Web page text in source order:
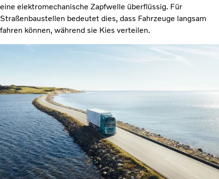
eine elektromechanische Zapfwelle überflüssig. Für
Straßenbaustellen bedeutet dies, dass Fahrzeuge langsam
fahren können, während sie Kies verteilen.